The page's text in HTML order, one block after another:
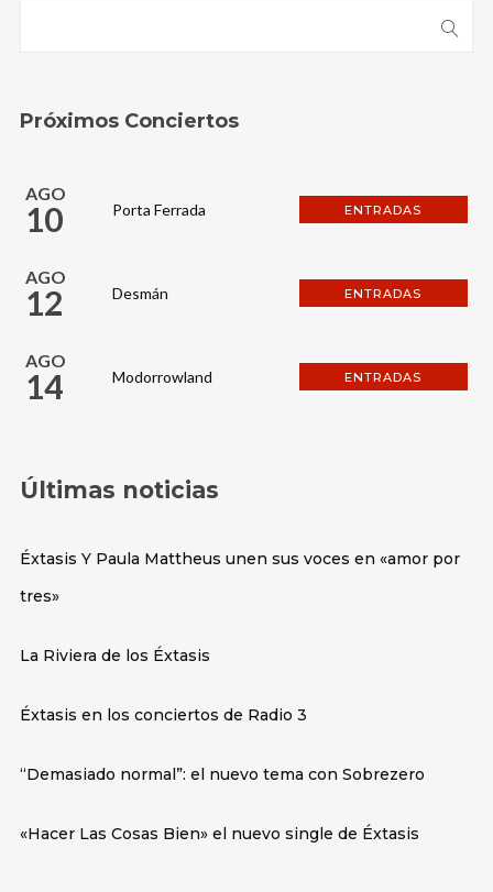
Próximos Conciertos
AGO
10 Porta Ferrada ENTRADAS
AGO
12 Desmán ENTRADAS
AGO
14 Modorrowland ENTRADAS
Últimas noticias
Éxtasis Y Paula Mattheus unen sus voces en «amor por
tres»
La Riviera de los Éxtasis
Éxtasis en los conciertos de Radio 3
“Demasiado normal”: el nuevo tema con Sobrezero
«Hacer Las Cosas Bien» el nuevo single de Éxtasis